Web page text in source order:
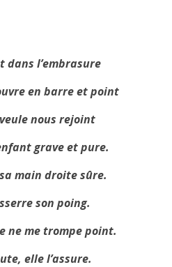
l’embrasure
en barre et point
nous rejoint
grave et pure.
main droite sûre.
son poing.
ne me trompe point.
elle l’assure.